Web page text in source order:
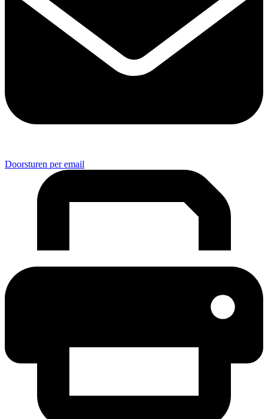
Doorsturen per email